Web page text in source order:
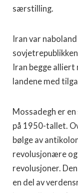
særstilling.
Iran var
Iran begge alliert
landene med
Mossadegh er
på 1950-tallet.
bølge av
revolusjonære
revolusjoner.
en del av